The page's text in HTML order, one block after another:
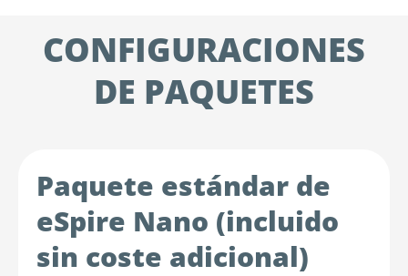
CONFIGURACIONES
DE PAQUETES
Paquete estándar de
eSpire Nano (incluido
sin coste adicional)